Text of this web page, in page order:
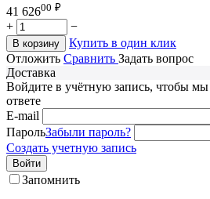
41 62600 ₽
+ −
В корзину
Купить в один клик
Отложить Сравнить Задать вопрос
Доставка
Войдите в учётную запись, чтобы
ответе
E-mail
ПарольЗабыли пароль?
Создать учетную запись
Войти
Запомнить